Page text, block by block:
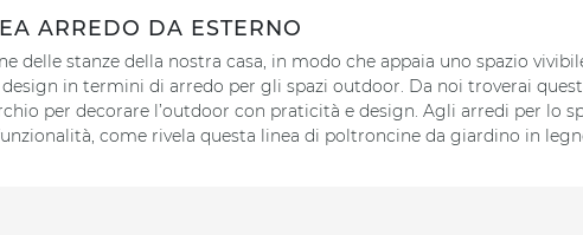
ARREDO DA ESTERNO
delle stanze della nostra casa, in modo che appaia uno spazio
in termini di arredo per gli spazi outdoor. Da noi troverai
per decorare l’outdoor con praticità e design. Agli arredi per lo
come rivela questa linea di poltroncine da giardino in